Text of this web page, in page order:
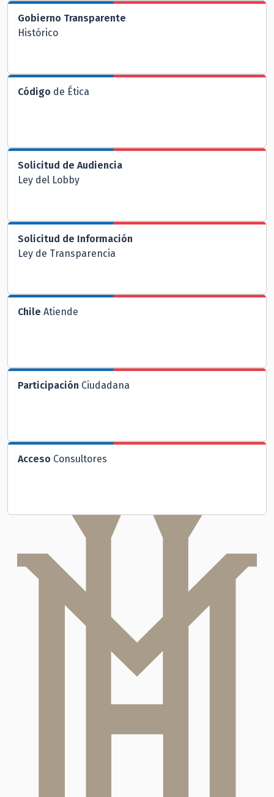
Gobierno Transparente
Histórico
Código de Ética
Solicitud de Audiencia
Ley del Lobby
Solicitud de Información
Ley de Transparencia
Chile Atiende
Participación Ciudadana
Acceso Consultores